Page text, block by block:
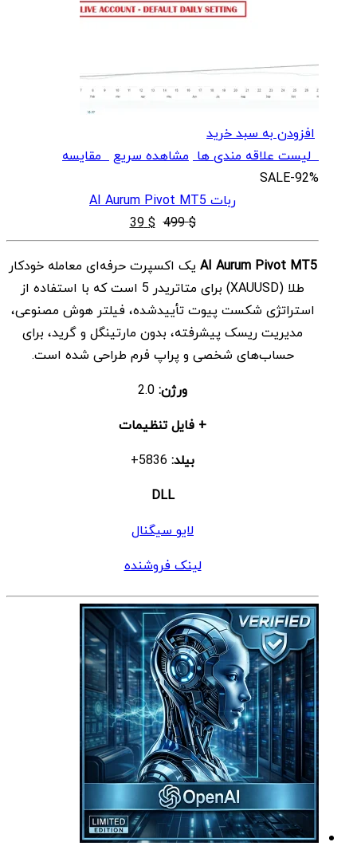
افزودن به سبد خرید
لیست علاقه مندی ها مشاهده سریعمقایسه
SALE-92%
ربات AI Aurum Pivot MT5
$
499
قیمت
اصلی
$ 499
بود.
$
39
قیمت
فعلی
$ 39
است.
AI Aurum Pivot MT5 یک اکسپرت حرفه‌ای معامله خودکار
طلا (XAUUSD) برای متاتریدر 5 است که با استفاده از
استراتژی شکست پیوت تأییدشده، فیلتر هوش مصنوعی،
مدیریت ریسک پیشرفته، بدون مارتینگل و گرید، برای
حساب‌های شخصی و پراپ فرم طراحی شده است.
ورژن:
+ فایل تنظیمات
بیلد:
DLL
لایو سیگنال
لینک فروشنده